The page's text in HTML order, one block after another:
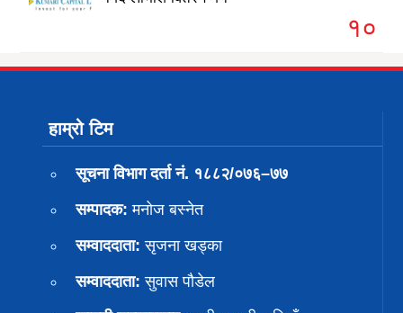
१०
हाम्रो टिम
सूचना विभाग दर्ता नं. १८८२/०७६–७७
सम्पादक: मनोज बस्नेत
सम्वाददाता: सृजना खड्का
सम्वाददाता: सुवास पाैडेल